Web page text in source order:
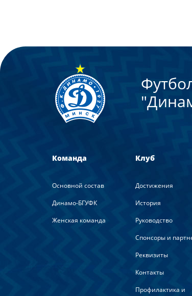
Команда
Основной состав
Динамо-БГУФК
Женская команда
Клуб
Достижения
История
Руководство
Спонсоры и
Реквизиты
Контакты
Профилактика и